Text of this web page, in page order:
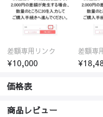
差額専用リンク
¥10,000
差額専
価格表
商品レビュー